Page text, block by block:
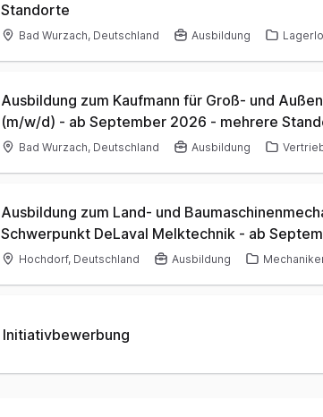
Standorte
Bad Wurzach, Deutschland Ausbildung
Ausbildung zum Kaufmann für Groß- und
(m/w/d) - ab September 2026 - mehrere
Bad Wurzach, Deutschland Ausbildung
Ausbildung zum Land- und
Schwerpunkt DeLaval Melktechnik - ab
Hochdorf, Deutschland Ausbildung
Initiativbewerbung